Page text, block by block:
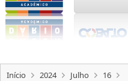
INTERNACIONAL
OUVIDORIA
TELEFONES
Início 2024 Julho
16